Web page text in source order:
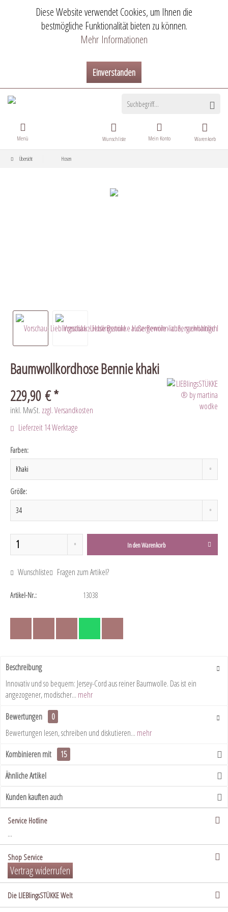
Diese Website verwendet Cookies, um Ihnen die
bestmögliche Funktionalität bieten zu können.
Mehr Informationen
Einverstanden
Warenkorb
Wunschliste Mein Konto
Menü
Übersicht Hosen
Baumwollkordhose Bennie khaki
229,90 € *
inkl. MwSt. zzgl. Versandkosten
Lieferzeit 14 Werktage
Farben:
Größe:
In denWarenkorb
Wunschliste Fragen zum Artikel?
Artikel-Nr.: 13038
Beschreibung
Innovativ und so bequem: Jersey-Cord aus reiner Baumwolle. Das ist ein
angezogener, modischer... mehr
Bewertungen
0
Bewertungen lesen, schreiben und diskutieren... mehr
Kombinieren mit
15
Ähnliche Artikel
Kunden kauften auch
Service Hotline
...
Shop Service
Vertrag widerrufen
Die LIEBlingsSTÜKKE Welt